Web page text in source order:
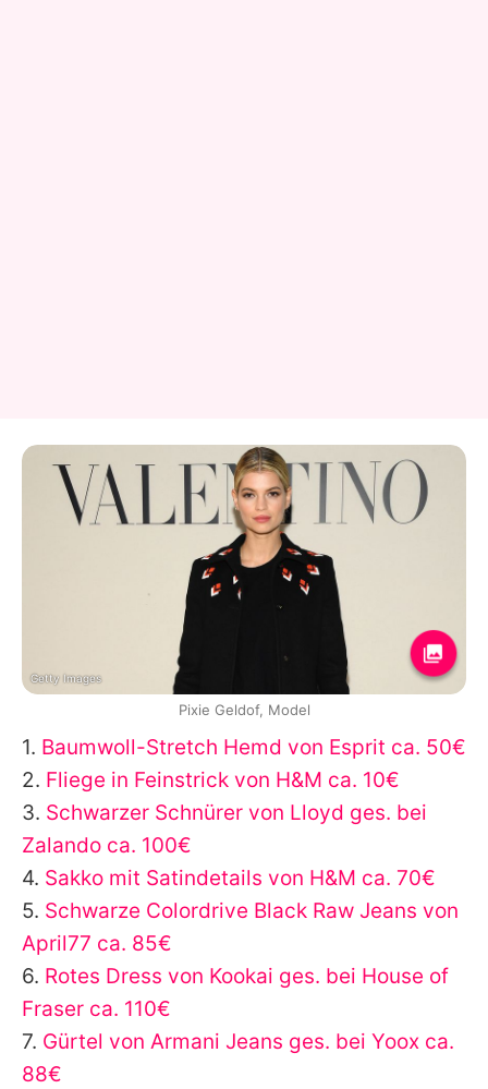
1. Baumwoll-Stretch Hemd von Esprit ca. 50€
2. Fliege in Feinstrick von H&M ca. 10€
3. Schwarzer Schnürer von Lloyd ges. bei
Zalando ca. 100€
4. Sakko mit Satindetails von H&M ca. 70€
5. Schwarze Colordrive Black Raw Jeans von
April77 ca. 85€
6. Rotes Dress von Kookai ges. bei House of
Fraser ca. 110€
7. Gürtel von Armani Jeans ges. bei Yoox ca.
88€
Getty Images
Pixie Geldof, Model